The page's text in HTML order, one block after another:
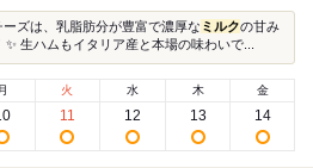
ーズは、乳脂肪分が豊富で濃厚な ミルクの甘み
生ハムもイタリア産と本場の味わいで...
火
11
水
12
木
13
金
14